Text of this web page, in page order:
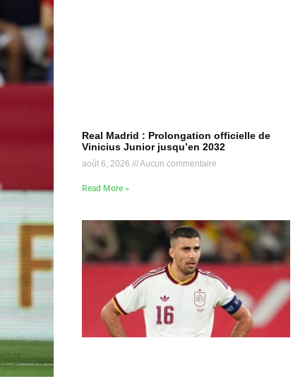
Real Madrid : Prolongation officielle de
Vinicius Junior jusqu’en 2032
août 6, 2026 Aucun commentaire
Read More »